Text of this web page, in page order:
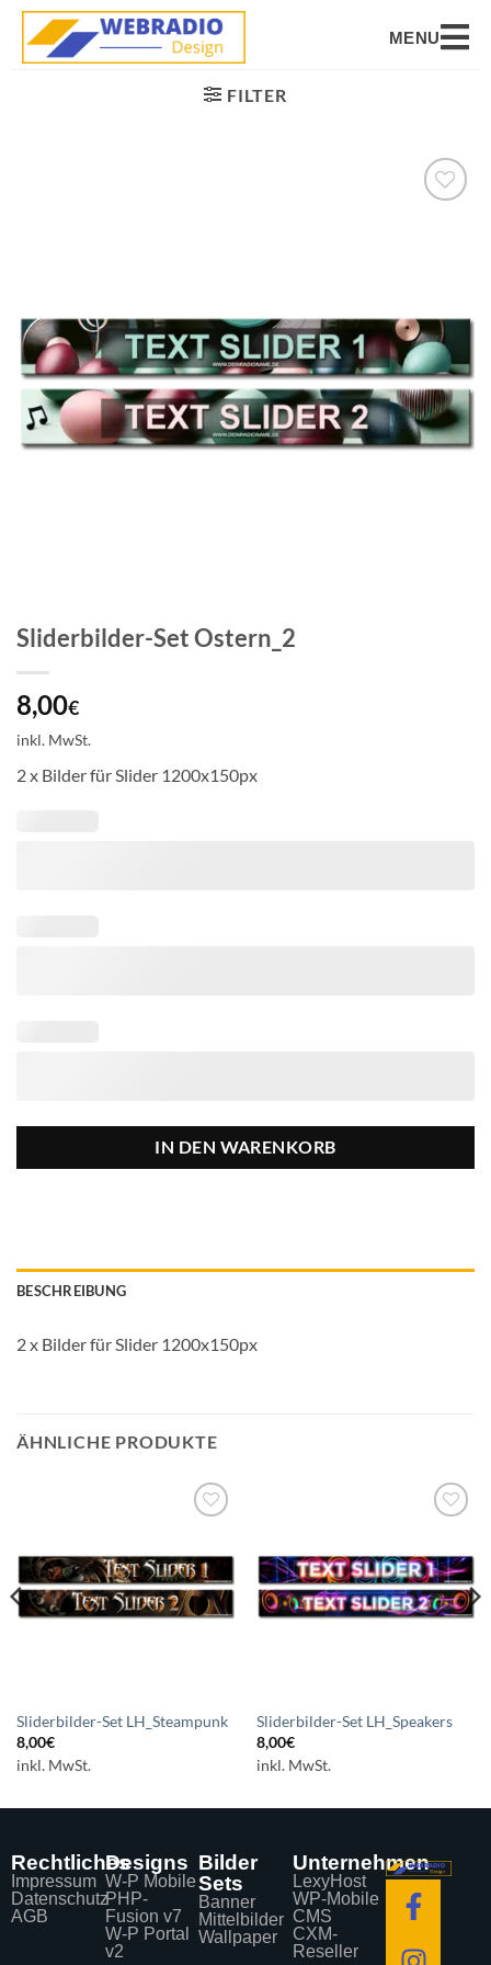
MENU
FILTER
Sliderbilder-Set Ostern_2
8,00€
inkl. MwSt.
2 x Bilder für Slider 1200x150px
IN DEN WARENKORB
BESCHREIBUNG
2 x Bilder für Slider 1200x150px
ÄHNLICHE PRODUKTE
setzen
Sliderbilder-Set LH_Steampunk
8,00€
inkl. MwSt.
setzen
Sliderbilder-Set LH_Speakers
8,00€
inkl. MwSt.
Rechtliches
Impressum
Datenschutz
AGB
Designs
W-P Mobile
PHP-
Fusion v7
W-P Portal
v2
Bilder
Sets
Banner
Mittelbilder
Wallpaper
Unternehmen
LexyHost
WP-Mobile
CMS
CXM-
Reseller